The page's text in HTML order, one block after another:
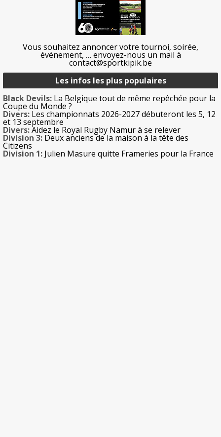
Vous souhaitez annoncer votre tournoi, soirée,
événement, … envoyez-nous un mail à
contact@sportkipik.be
Les infos les plus populaires
Black Devils: La Belgique tout de même repêchée pour la
Coupe du Monde ?
Divers: Les championnats 2026-2027 débuteront les 5, 12
et 13 septembre
Divers:Aidez le Royal Rugby Namur à se relever
Division 3: Deux anciens de la maison à la tête des
Citizens
Division 1: Julien Masure quitte Frameries pour la France